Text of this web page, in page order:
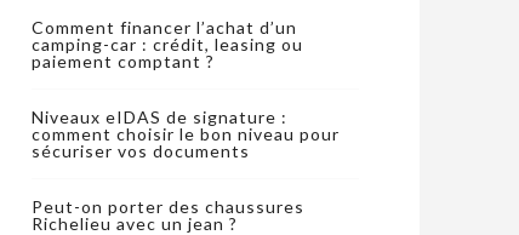
Comment financer l’achat d’un
camping-car : crédit, leasing ou
paiement comptant ?
Niveaux eIDAS de signature :
comment choisir le bon niveau pour
sécuriser vos documents
Peut-on porter des chaussures
Richelieu avec un jean ?